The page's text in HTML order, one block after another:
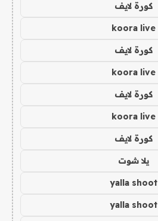
كورة لايف
koora live
كورة لايف
koora live
كورة لايف
koora live
كورة لايف
يلا شوت
yalla shoot
yalla shoot